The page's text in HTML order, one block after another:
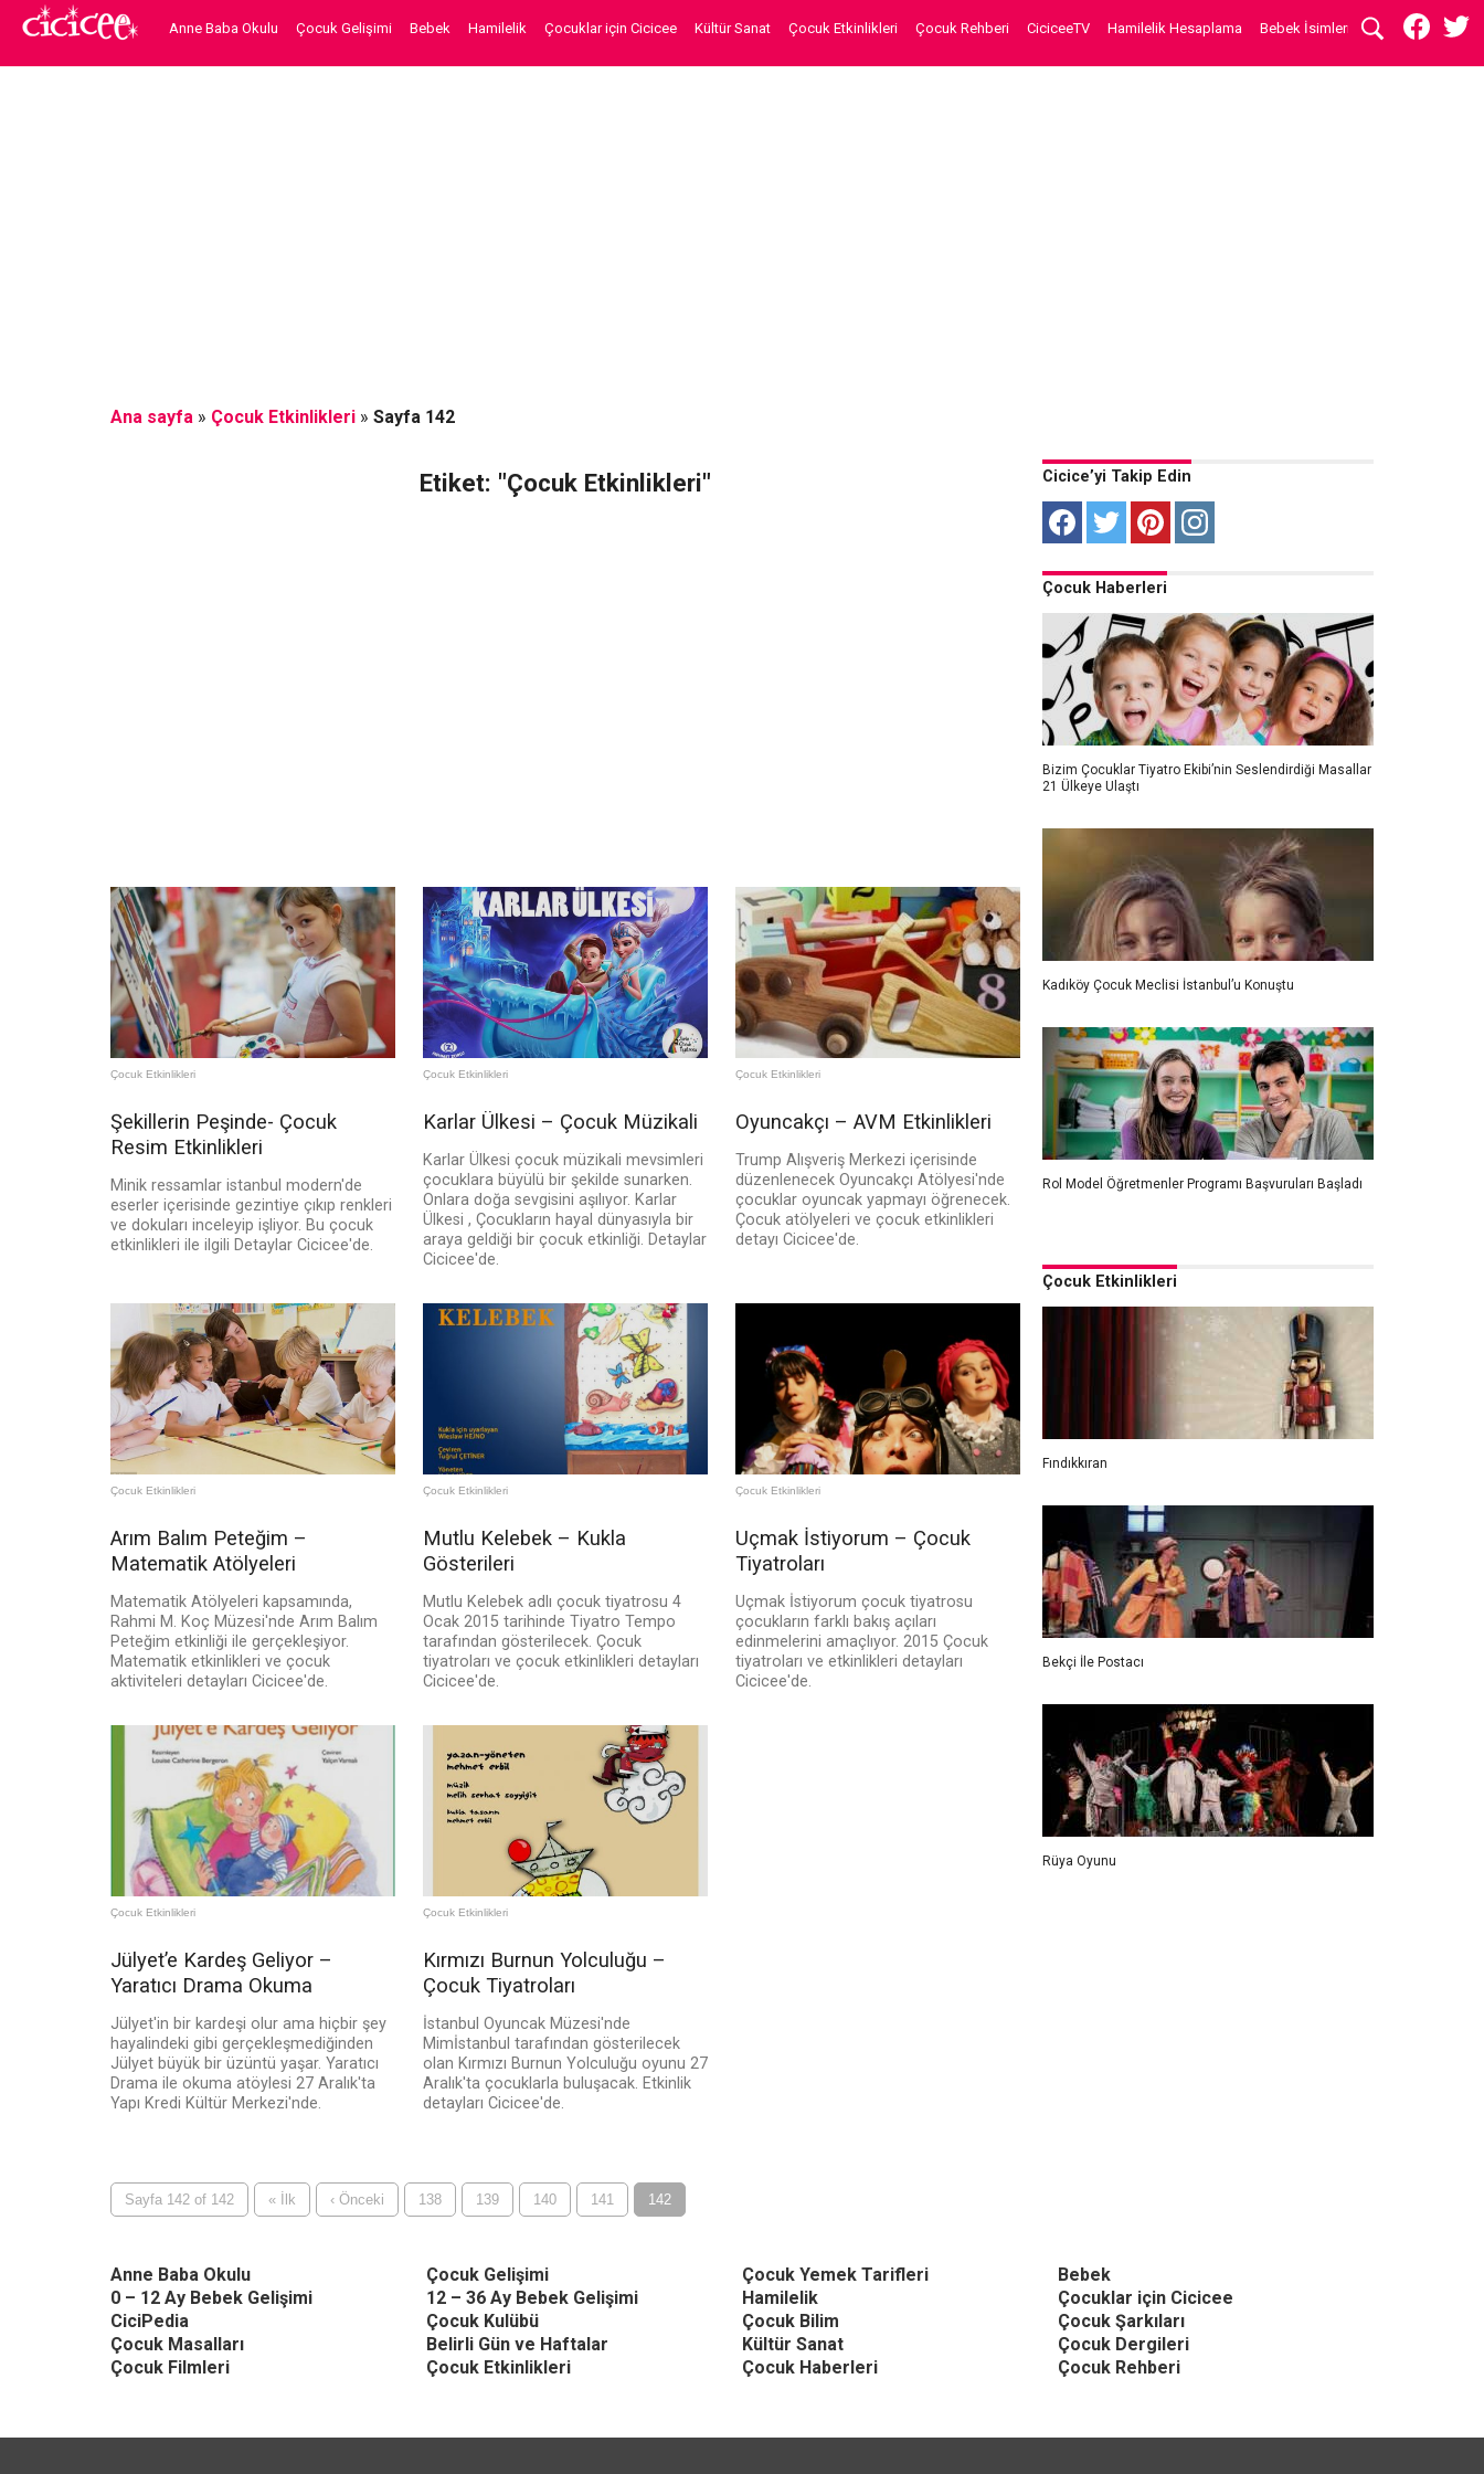
Anne Baba Okulu Çocuk Gelişimi Bebek Hamilelik Çocuklar için Cicicee Kültür Sanat Çocuk Etkinlikleri Çocuk Rehberi CiciceeTV Hamilelik Hesaplama Bebek İsimleri
Ana sayfa » Çocuk Etkinlikleri » Sayfa 142
Etiket: "Çocuk Etkinlikleri"
Çocuk Etkinlikleri
Şekillerin Peşinde- Çocuk
Resim Etkinlikleri
Minik ressamlar istanbul modern'de
eserler içerisinde gezintiye çıkıp renkleri
ve dokuları inceleyip işliyor. Bu çocuk
etkinlikleri ile ilgili Detaylar Cicicee'de.
Çocuk Etkinlikleri
Karlar Ülkesi – Çocuk Müzikali
Karlar Ülkesi çocuk müzikali mevsimleri
çocuklara büyülü bir şekilde sunarken.
Onlara doğa sevgisini aşılıyor. Karlar
Ülkesi , Çocukların hayal dünyasıyla bir
araya geldiği bir çocuk etkinliği. Detaylar
Cicicee'de.
Çocuk Etkinlikleri
Oyuncakçı – AVM Etkinlikleri
Trump Alışveriş Merkezi içerisinde
düzenlenecek Oyuncakçı Atölyesi'nde
çocuklar oyuncak yapmayı öğrenecek.
Çocuk atölyeleri ve çocuk etkinlikleri
detayı Cicicee'de.
Çocuk Etkinlikleri
Arım Balım Peteğim –
Matematik Atölyeleri
Matematik Atölyeleri kapsamında,
Rahmi M. Koç Müzesi'nde Arım Balım
Peteğim etkinliği ile gerçekleşiyor.
Matematik etkinlikleri ve çocuk
aktiviteleri detayları Cicicee'de.
Çocuk Etkinlikleri
Mutlu Kelebek – Kukla
Gösterileri
Mutlu Kelebek adlı çocuk tiyatrosu 4
Ocak 2015 tarihinde Tiyatro Tempo
tarafından gösterilecek. Çocuk
tiyatroları ve çocuk etkinlikleri detayları
Cicicee'de.
Çocuk Etkinlikleri
Uçmak İstiyorum – Çocuk
Tiyatroları
Uçmak İstiyorum çocuk tiyatrosu
çocukların farklı bakış açıları
edinmelerini amaçlıyor. 2015 Çocuk
tiyatroları ve etkinlikleri detayları
Cicicee'de.
Çocuk Etkinlikleri
Jülyet’e Kardeş Geliyor –
Yaratıcı Drama Okuma
Jülyet'in bir kardeşi olur ama hiçbir şey
hayalindeki gibi gerçekleşmediğinden
Jülyet büyük bir üzüntü yaşar. Yaratıcı
Drama ile okuma atöylesi 27 Aralık'ta
Yapı Kredi Kültür Merkezi'nde.
Çocuk Etkinlikleri
Kırmızı Burnun Yolculuğu –
Çocuk Tiyatroları
İstanbul Oyuncak Müzesi'nde
Mimİstanbul tarafından gösterilecek
olan Kırmızı Burnun Yolculuğu oyunu 27
Aralık'ta çocuklarla buluşacak. Etkinlik
detayları Cicicee'de.
Sayfa 142 of 142 « İlk ‹ Önceki 138 139 140 141 142
Cicice’yi Takip Edin
Çocuk Haberleri
Bizim Çocuklar Tiyatro Ekibi’nin Seslendirdiği Masallar
21 Ülkeye Ulaştı
Kadıköy Çocuk Meclisi İstanbul’u Konuştu
Rol Model Öğretmenler Programı Başvuruları Başladı
Çocuk Etkinlikleri
Fındıkkıran
Bekçi İle Postacı
Rüya Oyunu
Anne Baba Okulu Çocuk Gelişimi Çocuk Yemek Tarifleri
Bebek
0 – 12 Ay Bebek Gelişimi
12 – 36 Ay Bebek Gelişimi Hamilelik
Çocuklar için Cicicee
CiciPedia
Çocuk Kulübü Çocuk Bilim
Çocuk Şarkıları
Çocuk Masalları
Belirli Gün ve Haftalar Kültür Sanat
Çocuk Dergileri
Çocuk Filmleri
Çocuk Etkinlikleri Çocuk Haberleri Çocuk Rehberi